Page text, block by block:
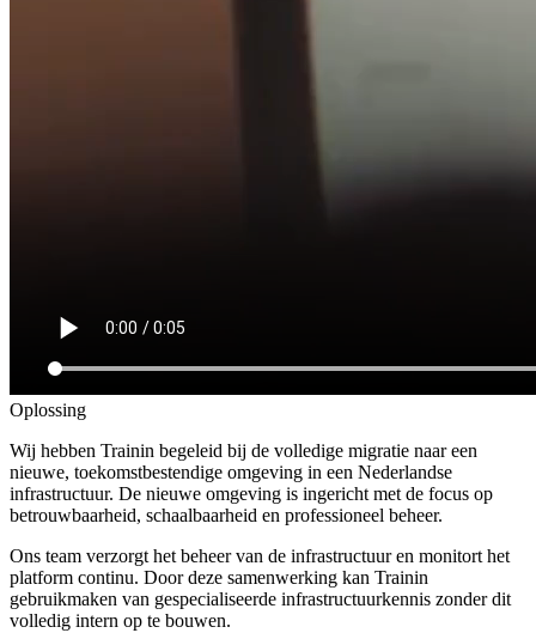
Oplossing
Wij hebben Trainin begeleid bij de volledige migratie naar een
nieuwe, toekomstbestendige omgeving in een Nederlandse
infrastructuur. De nieuwe omgeving is ingericht met de focus op
betrouwbaarheid, schaalbaarheid en professioneel beheer.
Ons team verzorgt het beheer van de infrastructuur en monitort het
platform continu. Door deze samenwerking kan Trainin
gebruikmaken van gespecialiseerde infrastructuurkennis zonder dit
volledig intern op te bouwen.